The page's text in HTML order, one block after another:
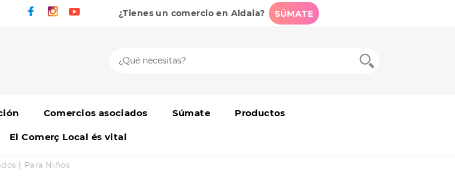
¿Tienes un comercio en Aldaia? SÚMATE
Comercios asociados Súmate Productos
El Comerç Local és vital
| Para Niños